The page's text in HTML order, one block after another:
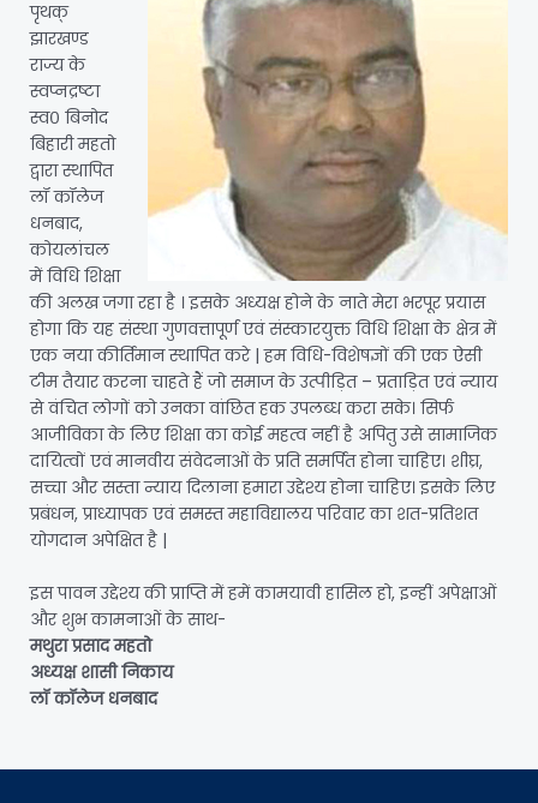
पृथक्
झारखण्ड
राज्य के
स्वप्नद्रष्टा
स्व० बिनोद
बिहारी महतो
द्वारा स्थापित
लॉ कॉलेज
धनबाद,
कोयलांचल
में विधि शिक्षा
की अलख जगा रहा है । इसके अध्यक्ष होने के नाते मेरा भरपूर प्रयास
होगा कि यह संस्था गुणवत्तापूर्ण एवं संस्कारयुक्त विधि शिक्षा के क्षेत्र में
एक नया कीर्तिमान स्थापित करे | हम विधि-विशेषज्ञों की एक ऐसी
टीम तैयार करना चाहते हैं जो समाज के उत्पीड़ित – प्रताड़ित एवं न्याय
से वंचित लोगों को उनका वांछित हक उपलब्ध करा सके। सिर्फ
आजीविका के लिए शिक्षा का कोई महत्व नहीं है अपितु उसे सामाजिक
दायित्वों एवं मानवीय संवेदनाओं के प्रति समर्पित होना चाहिए। शीघ्र,
सच्चा और सस्ता न्याय दिलाना हमारा उद्देश्य होना चाहिए। इसके लिए
प्रबंधन, प्राध्यापक एवं समस्त महाविद्यालय परिवार का शत-प्रतिशत
योगदान अपेक्षित है |
इस पावन उद्देश्य की प्राप्ति में हमें कामयावी हासिल हो, इन्हीं अपेक्षाओं
और शुभ कामनाओं के साथ-
मथुरा प्रसाद महतो
अध्यक्ष शासी निकाय
लॉ कॉलेज धनबाद